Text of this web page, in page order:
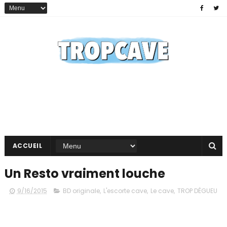
ACCUEIL
Un Resto vraiment louche
9/16/2015 BD originale, L'escorte cave, Le cave, TROP DÉGUEU